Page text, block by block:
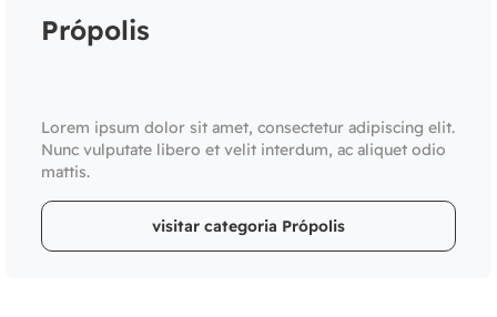
Própolis
Lorem ipsum dolor sit amet, consectetur adipiscing elit.
Nunc vulputate libero et velit interdum, ac aliquet odio
mattis.
visitar categoria Própolis